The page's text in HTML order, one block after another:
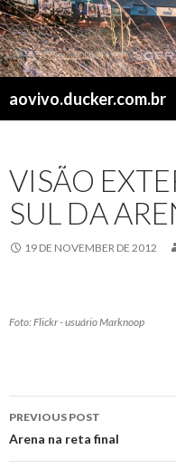
aovivo.ducker.com.br
VISÃO
SUL DA
19 DE NOVEMBER DE 2012
Foto: Flickr - usuário Marknoop
Post
navigation
PREVIOUS POST
Arena na reta final